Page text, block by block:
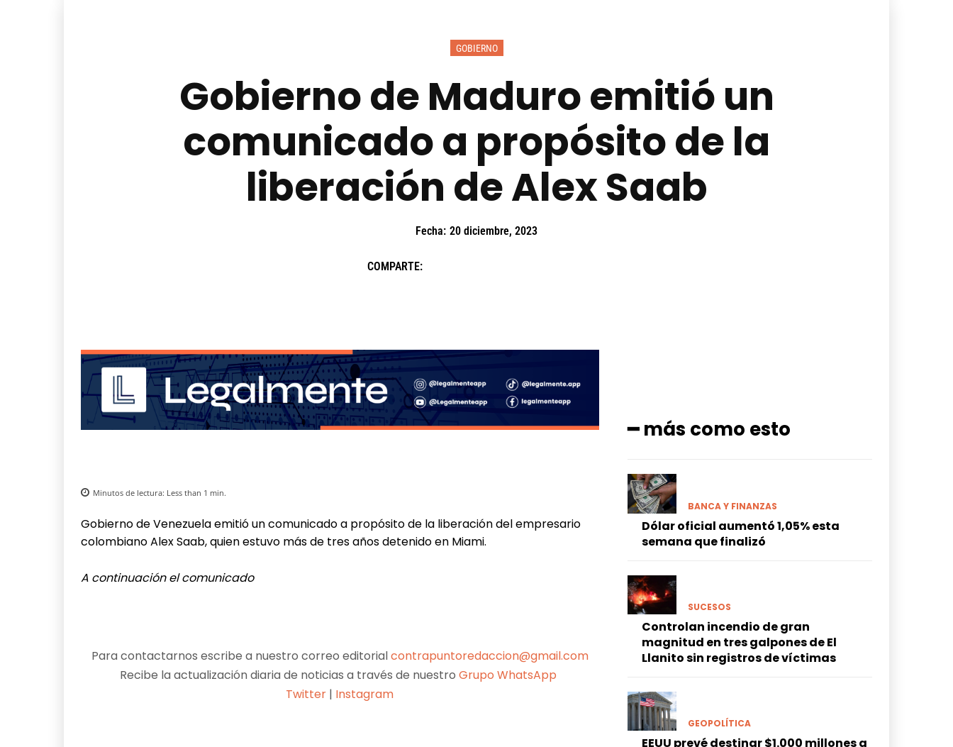
GOBIERNO
Gobierno de Maduro emitió un
comunicado a propósito de la
liberación de Alex Saab
Fecha: 20 diciembre, 2023
COMPARTE:
Minutos de lectura: Less than 1 min.
Gobierno de Venezuela emitió un comunicado a propósito de la liberación del empresario
colombiano Alex Saab, quien estuvo más de tres años detenido en Miami.
A continuación el comunicado
Para contactarnos escribe a nuestro correo editorialcontrapuntoredaccion@gmail.com
Recibe la actualización diaria de noticias a través de nuestroGrupo WhatsApp
Twitter | Instagram
━ más como esto
BANCA Y FINANZAS
Dólar oficial aumentó 1,05% esta
semana que finalizó
SUCESOS
Controlan incendio de gran
magnitud en tres galpones de El
Llanito sin registros de víctimas
GEOPOLÍTICA
EEUU prevé destinar $1.000 millones a